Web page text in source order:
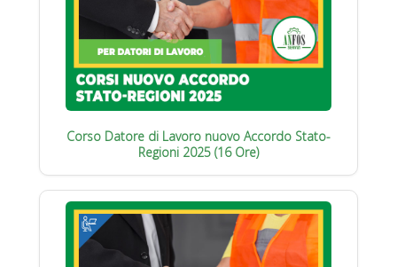
Corso Datore di Lavoro nuovo Accordo Stato-
Regioni 2025 (16 Ore)